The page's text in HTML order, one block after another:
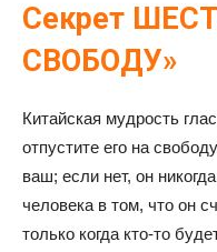
Секрет
СВОБОДУ»
Китайская мудрость
отпустите его на
ваш; если нет, он
человека в том, что он
только когда кто-то